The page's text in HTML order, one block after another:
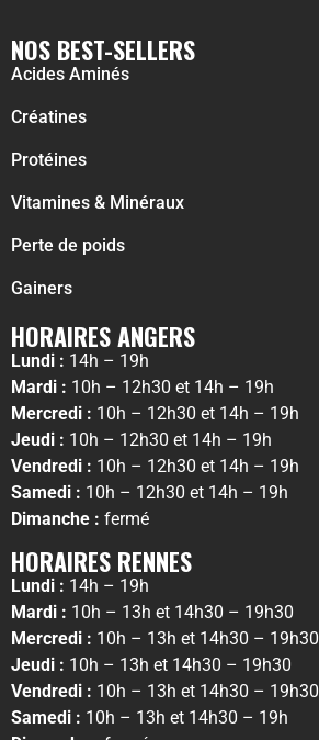
NOS BEST-SELLERS
Acides Aminés
Créatines
Protéines
Vitamines & Minéraux
Perte de poids
Gainers
HORAIRES ANGERS
Lundi : 14h – 19h
Mardi : 10h – 12h30 et 14h – 19h
Mercredi : 10h – 12h30 et 14h – 19h
Jeudi : 10h – 12h30 et 14h – 19h
Vendredi : 10h – 12h30 et 14h – 19h
Samedi : 10h – 12h30 et 14h – 19h
Dimanche : fermé
HORAIRES RENNES
Lundi : 14h – 19h
Mardi : 10h – 13h et 14h30 – 19h30
Mercredi : 10h – 13h et 14h30 – 19h30
Jeudi : 10h – 13h et 14h30 – 19h30
Vendredi : 10h – 13h et 14h30 – 19h30
Samedi : 10h – 13h et 14h30 – 19h